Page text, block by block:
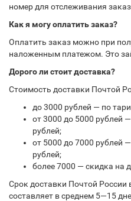
номер для отслеживания
Как я могу оплатить заказ?
Оплатить заказ можно при
наложенным платежом. Это
Дорого ли стоит доставка?
Стоимость доставки Почтой
до 3000 рублей — по
от 3000 до 5000 рублей
рублей;
от 5000 до 7000 рублей
рублей;
более 7000 — скидка на
Срок доставки Почтой России
составляет в среднем 5—15